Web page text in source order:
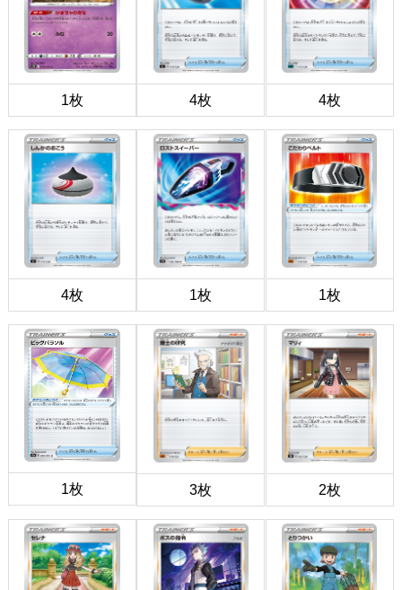
1枚 4枚 4枚
4枚 1枚 1枚
1枚 3枚 2枚